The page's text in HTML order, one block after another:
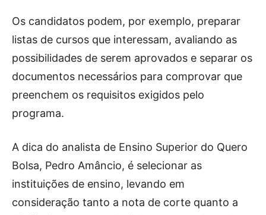
Os candidatos podem, por exemplo, preparar
listas de cursos que interessam, avaliando as
possibilidades de serem aprovados e separar os
documentos necessários para comprovar que
preenchem os requisitos exigidos pelo
programa.
A dica do analista de Ensino Superior do Quero
Bolsa, Pedro Amâncio, é selecionar as
instituições de ensino, levando em
consideração tanto a nota de corte quanto a